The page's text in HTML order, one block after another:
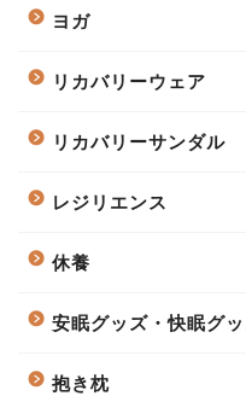
ヨガ
リカバリーウェア
リカバリーサンダル
レジリエンス
休養
安眠グッズ・快眠グ
抱き枕